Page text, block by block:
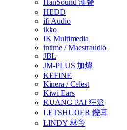
HanSound 漢聲
HEDD
ifi Audio
ikko
IK Multimedia
intime / Maestraudio
JBL
JM-PLUS 加煒
KEFINE
Kinera / Celest
Kiwi Ears
KUANG PAI 狂派
LETSHUOER 鑠耳
LINDY 林帝